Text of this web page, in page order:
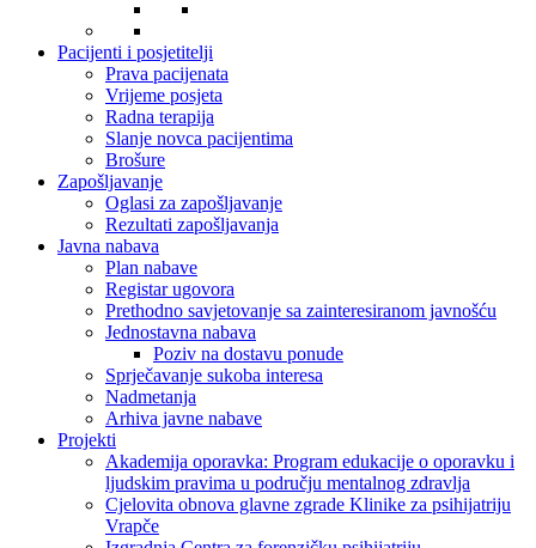
Pacijenti i posjetitelji
Prava pacijenata
Vrijeme posjeta
Radna terapija
Slanje novca pacijentima
Brošure
Zapošljavanje
Oglasi za zapošljavanje
Rezultati zapošljavanja
Javna nabava
Plan nabave
Registar ugovora
Prethodno savjetovanje sa zainteresiranom javnošću
Jednostavna nabava
Poziv na dostavu ponude
Sprječavanje sukoba interesa
Nadmetanja
Arhiva javne nabave
Projekti
Akademija oporavka: Program edukacije o oporavku i
ljudskim pravima u području mentalnog zdravlja
Cjelovita obnova glavne zgrade Klinike za psihijatriju
Vrapče